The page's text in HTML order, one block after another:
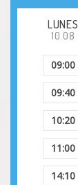
LUNES
10.08
09:00
09:40
10:20
11:00
14:10